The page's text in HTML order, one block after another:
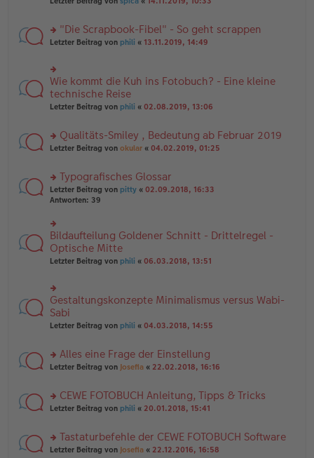
B
a
g
es
er
B
tr
a
g
u
g
el
es
n
er
B
ei
tr
g
rs
u
n
g
el
n
er
tr
a
g
"Die Scrapbook-Fibel" - So geht scrappen
Letzter Beitrag von phili « 13.11.2019, 14:49
rs
te
r
u
g
el
es
n
er
B
a
g
Wie kommt die Kuh ins Fotobuch? - Eine kleine
technische Reise
Letzter Beitrag von phili « 02.08.2019, 13:06
rs
u
n
g
es
e
n
er
B
tr
a
g
Qualitäts-Smiley , Bedeutung ab Februar 2019
Letzter Beitrag von okular « 04.02.2019, 01:25
rs
te
u
n
g
el
es
n
er
B
ei
tr
Typografisches Glossar
Letzter Beitrag von pitty « 02.09.2018, 16:33
Antworten: 39
rs
te
r
u
g
el
es
e
n
B
ei
tr
g
Bildaufteilung Goldener Schnitt - Drittelregel -
Optische Mitte
Letzter Beitrag von phili « 06.03.2018, 13:51
rs
te
r
u
g
el
es
n
er
tr
a
Gestaltungskonzepte Minimalismus versus Wabi-
Sabi
Letzter Beitrag von phili « 04.03.2018, 14:55
rs
u
n
es
e
Alles eine Frage der Einstellung
Letzter Beitrag von Josefia « 22.02.2018, 16:16
rs
u
n
CEWE FOTOBUCH Anleitung, Tipps & Tricks
Letzter Beitrag von phili « 20.01.2018, 15:41
rs
Tastaturbefehle der CEWE FOTOBUCH Software
Letzter Beitrag von Josefia « 22.12.2016, 16:58